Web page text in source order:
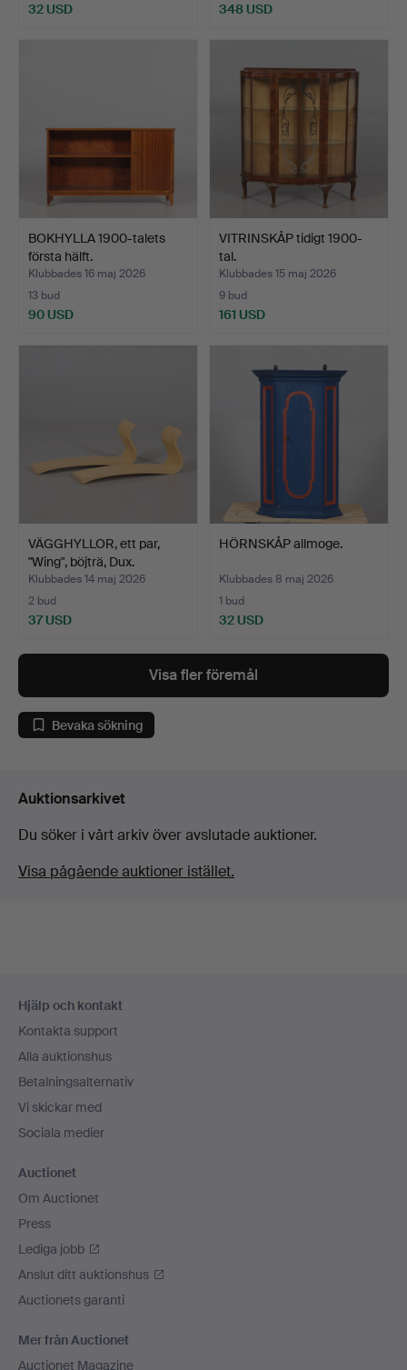
32 USD 348 USD
BOKHYLLA 1900-talets
första hälft.
Klubbades 16 maj 2026
13 bud
90 USD
VITRINSKÅP tidigt 1900-
tal.
Klubbades 15 maj 2026
9 bud
161 USD
VÄGGHYLLOR, ett par,
"Wing", böjträ, Dux.
Klubbades 14 maj 2026
2 bud
37 USD
HÖRNSKÅP allmoge.
Klubbades 8 maj 2026
1 bud
32 USD
Visa fler föremål
Bevaka sökning
Auktionsarkivet
Du söker i vårt arkiv över avslutade auktioner.
Visa pågående auktioner istället.
Hjälp och kontakt
Kontakta support
Alla auktionshus
Betalningsalternativ
Vi skickar med
Sociala medier
Auctionet
Om Auctionet
Press
Lediga jobb
Anslut ditt auktionshus
Auctionets garanti
Mer från Auctionet
Auctionet Magazine